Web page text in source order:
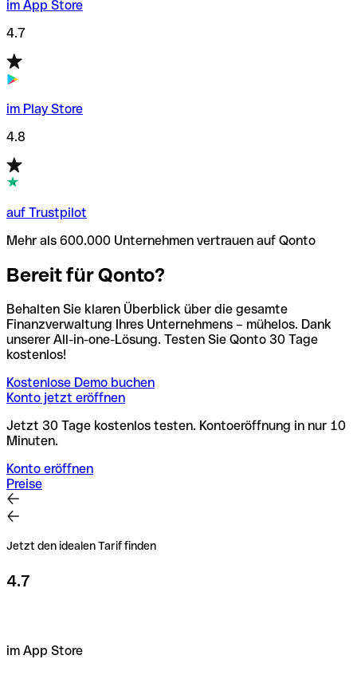
im App Store
4.7
im Play Store
4.8
auf Trustpilot
Mehr als 600.000 Unternehmen vertrauen auf Qonto
Bereit für Qonto?
Behalten Sie klaren Überblick über die gesamte
Finanzverwaltung Ihres Unternehmens – mühelos. Dank
unserer All-in-one-Lösung. Testen Sie Qonto 30 Tage
kostenlos!
Kostenlose Demo buchen
Konto jetzt eröffnen
Jetzt 30 Tage kostenlos testen. Kontoeröffnung in nur 10
Minuten.
Konto eröffnen
Preise
Jetzt den idealen Tarif finden
4.7
im App Store